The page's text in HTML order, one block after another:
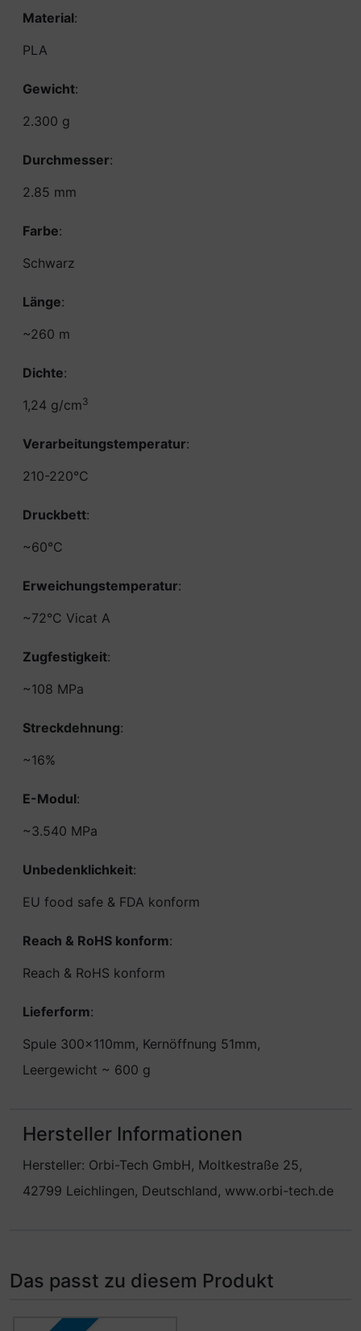
Material:
PLA
Gewicht:
2.300 g
Durchmesser:
2.85 mm
Farbe:
Schwarz
Länge:
~260 m
Dichte:
1,24 g/cm3
Verarbeitungstemperatur:
210-220°C
Druckbett:
~60°C
Erweichungstemperatur:
~72°C Vicat A
Zugfestigkeit:
~108 MPa
Streckdehnung:
~16%
E-Modul:
~3.540 MPa
Unbedenklichkeit:
EU food safe & FDA konform
Reach & RoHS konform:
Reach & RoHS konform
Lieferform:
Spule 300x110mm, Kernöffnung 51mm,
Leergewicht ~ 600 g
Hersteller Informationen
Hersteller: Orbi-Tech GmbH, Moltkestraße 25,
42799 Leichlingen, Deutschland, www.orbi-tech.de
Das passt zu diesem Produkt
Es folgt ein Produktslider - navigieren Sie mit der Tab-